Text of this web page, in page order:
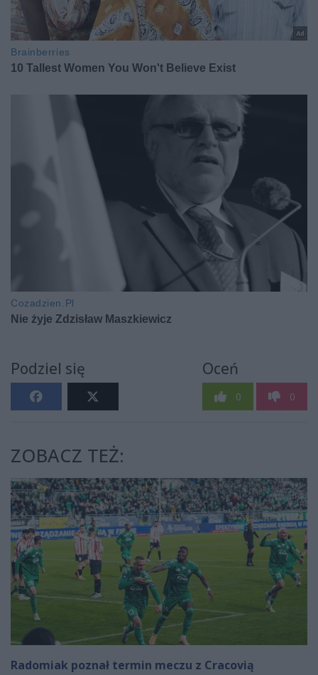
Podziel się Oceń
0 0
ZOBACZ TEŻ:
Radomiak poznał termin meczu z Cracovią